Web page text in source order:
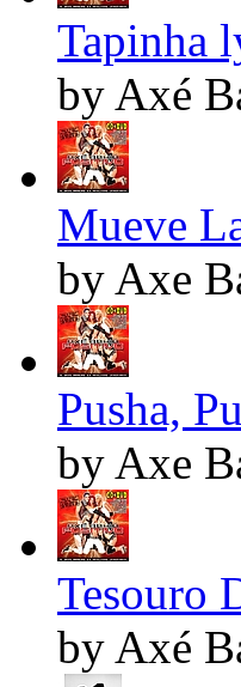
Tapinha
by Axé
Mueve
by Axe
Pusha,
by Axe
Tesouro
by Axé